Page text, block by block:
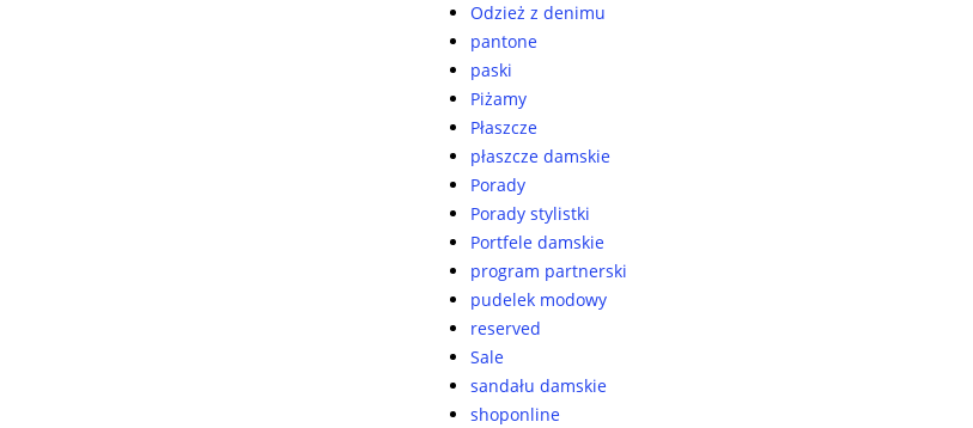
Odzież z denimu
pantone
paski
Piżamy
Płaszcze
płaszcze damskie
Porady
Porady stylistki
Portfele damskie
program partnerski
pudelek modowy
reserved
Sale
sandału damskie
shoponline